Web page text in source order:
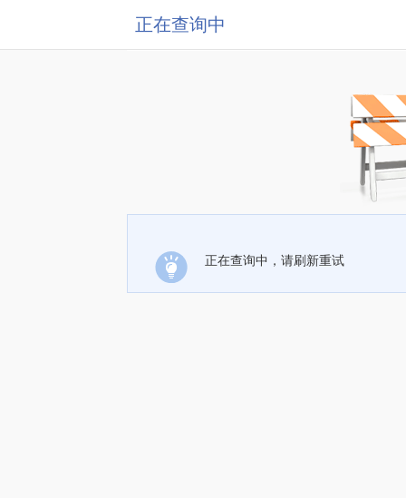
正在查询中
正在查询中，请刷新重试